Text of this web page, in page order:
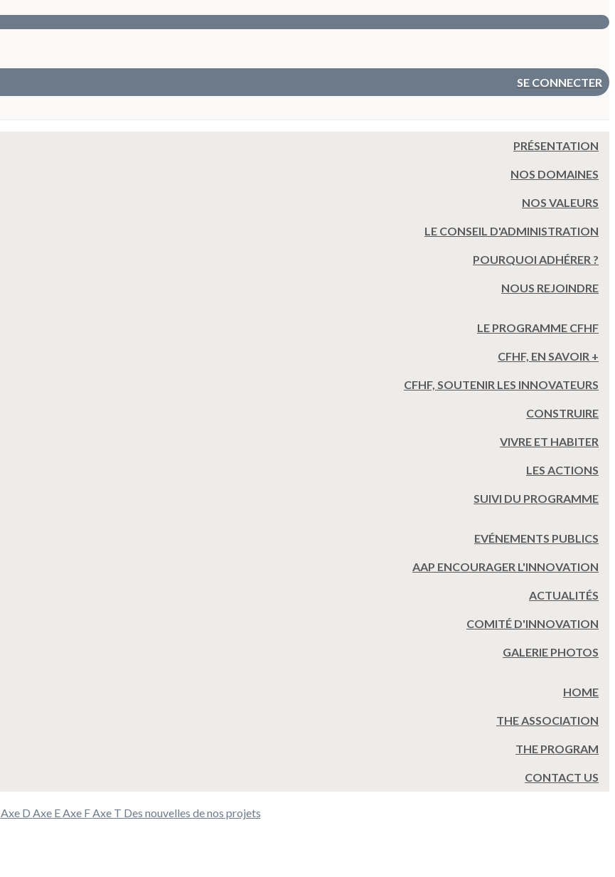
SE CONNECTER
PRÉSENTATION
NOS DOMAINES
NOS VALEURS
LE CONSEIL D'ADMINISTRATION
POURQUOI ADHÉRER ?
NOUS REJOINDRE
LE PROGRAMME CFHF
CFHF, EN SAVOIR +
CFHF, SOUTENIR LES INNOVATEURS
CONSTRUIRE
VIVRE ET HABITER
LES ACTIONS
SUIVI DU PROGRAMME
EVÉNEMENTS PUBLICS
AAP ENCOURAGER L'INNOVATION
ACTUALITÉS
COMITÉ D'INNOVATION
GALERIE PHOTOS
HOME
THE ASSOCIATION
THE PROGRAM
CONTACT US
Axe D Axe EAxe FAxe T Des nouvelles de nos projets